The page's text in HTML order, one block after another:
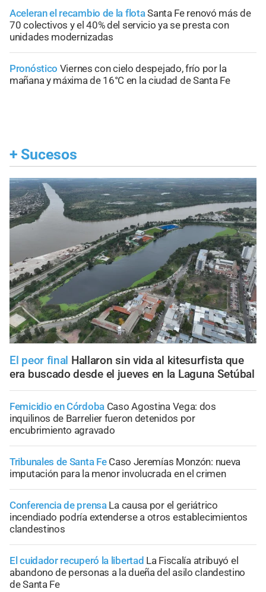
Aceleran el recambio de la flotaSanta Fe renovó más de
70 colectivos y el 40% del servicio ya se presta con
unidades modernizadas
Pronóstico Viernes con cielo despejado, frío por la
mañana y máxima de 16°C en la ciudad de Santa Fe
+ Sucesos
El peor final Hallaron sin vida al kitesurfista que
era buscado desde el jueves en la Laguna Setúbal
Femicidio en Córdoba Caso Agostina Vega: dos
inquilinos de Barrelier fueron detenidos por
encubrimiento agravado
Tribunales de Santa Fe Caso Jeremías Monzón: nueva
imputación para la menor involucrada en el crimen
Conferencia de prensa La causa por el geriátrico
incendiado podría extenderse a otros establecimientos
clandestinos
El cuidador recuperó la libertad La Fiscalía atribuyó el
abandono de personas a la dueña del asilo clandestino
de Santa Fe